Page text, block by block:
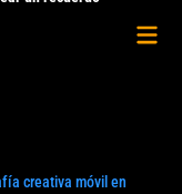
creativa móvil en